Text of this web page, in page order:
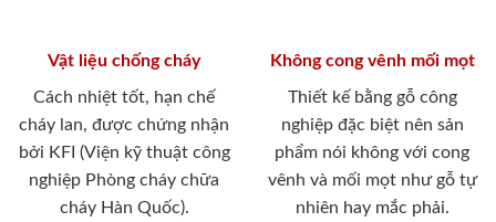
Vật liệu chống cháy
Cách nhiệt tốt, hạn chế
cháy lan, được chứng nhận
bởi KFI (Viện kỹ thuật công
nghiệp Phòng cháy chữa
cháy Hàn Quốc).
Không cong vênh mối mọt
Thiết kế bằng gỗ công
nghiệp đặc biệt nên sản
phẩm nói không với cong
vênh và mối mọt như gỗ tự
nhiên hay mắc phải.